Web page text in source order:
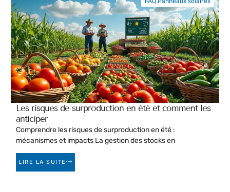
Les risques de surproduction en été et comment les
anticiper
Comprendre les risques de surproduction en été :
mécanismes et impacts La gestion des stocks en
LIRE LA SUITE